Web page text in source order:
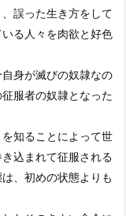
誤った生き方をして
る人々を肉欲と好色
身が滅びの奴隷なの
服者の奴隷となった
知ることによって世
込まれて征服される
、初めの状態よりも